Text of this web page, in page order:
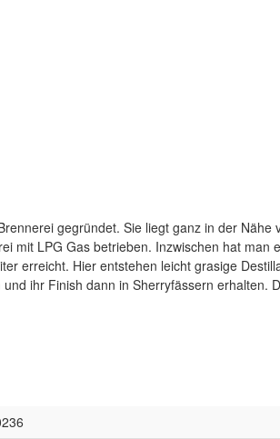
gegründet. Sie liegt ganz in der Nähe
mit LPG Gas betrieben. Inzwischen hat man
erreicht. Hier entstehen leicht grasige
ihr Finish dann in Sherryfässern erhalten.
Eichenfässern bevor er sein
dem spanischen Jerez de la Frontera